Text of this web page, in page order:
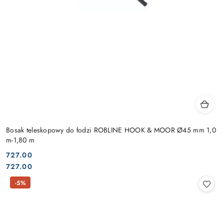
Bosak teleskopowy do łodzi ROBLINE HOOK & MOOR Ø45 mm 1,0
m-1,80 m
Cena:
727.00
Cena:
727.00
-5%